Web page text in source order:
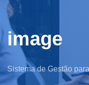
image
Sistema de Gestão